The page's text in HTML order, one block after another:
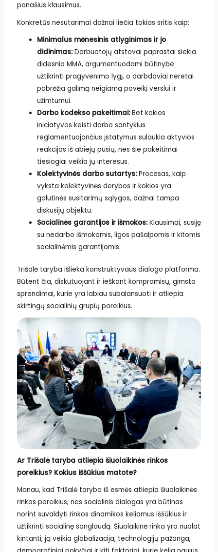
panašius klausimus.
Konkretūs nesutarimai dažnai liečia tokias sritis kaip:
Minimalus mėnesinis atlyginimas ir jo
didinimas:Darbuotojų atstovai paprastai siekia
didesnio MMA, argumentuodami būtinybe
užtikrinti pragyvenimo lygį, o darbdaviai neretai
pabrėžia galimą neigiamą poveikį verslui ir
užimtumui.
Darbo kodekso pakeitimai:Bet kokios
iniciatyvos keisti darbo santykius
reglamentuojančius įstatymus sulaukia aktyvios
reakcijos iš abiejų pusių, nes šie pakeitimai
tiesiogiai veikia jų interesus.
Kolektyvinės darbo sutartys:Procesas, kaip
vyksta kolektyvinės derybos ir kokios yra
galutinės susitarimų sąlygos, dažnai tampa
diskusijų objektu.
Socialinės garantijos ir išmokos:Klausimai, susiję
su nedarbo išmokomis, ligos pašalpomis ir kitomis
socialinėmis garantijomis.
Trišalė taryba išlieka konstruktyvaus dialogo platforma.
Būtent čia, diskutuojant ir ieškant kompromisų, gimsta
sprendimai, kurie yra labiau subalansuoti ir atliepia
skirtingų socialinių grupių poreikius.
Ar Trišalė taryba atliepia šiuolaikinės rinkos
poreikius? Kokius iššūkius matote?
Manau, kad Trišalė taryba iš esmės atliepia šiuolaikinės
rinkos poreikius, nes socialinis dialogas yra būtinas
norint suvaldyti rinkos dinamikos keliamus iššūkius ir
užtikrinti socialinę sanglaudą. Šiuolaikinė rinka yra nuolat
kintanti, ją veikia globalizacija, technologijų pažanga,